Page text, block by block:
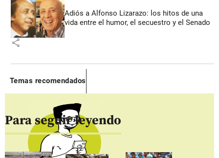
Adiós a Alfonso Lizarazo: los hitos de una
vida entre el humor, el secuestro y el Senado
share
Temas recomendados
Para seguir leyendo